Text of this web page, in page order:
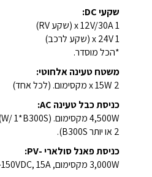
שקעי DC:
1 x 12V/30A (שקע RV)
1 x 24V (שקע לרכב)
*הכל מוסדר.
משטח טעינה אלחוטי:
2 x 15W מקסימום. (לכל אחד)
כניסת כבל טעינה AC:
2 או יותר B300S).
כניסת פאנל סולארי -PV:
3,000W מקסימום, VOC 12-150VDC, 15A